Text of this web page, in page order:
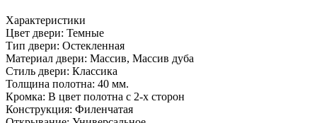
Характеристики
Цвет двери: Темные
Тип двери: Остекленная
Материал двери: Массив, Массив дуба
Стиль двери: Классика
Толщина полотна: 40 мм.
Кромка: В цвет полотна с 2-х сторон
Конструкция: Филенчатая